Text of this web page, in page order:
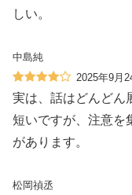
しい。
中島純
2025年9月
実は、話はどんどん
短いですが、注意を
があります。
松岡禎丞